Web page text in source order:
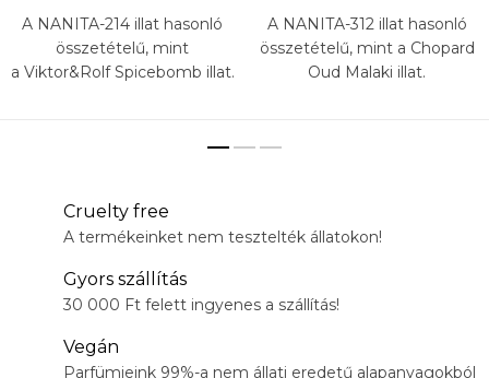
A NANITA-214 illat hasonló
összetételű, mint
a Viktor&Rolf Spicebomb illat.
A NANITA-312 illat hasonló
összetételű, mint a Chopard
Oud Malaki illat.
Cruelty free
A termékeinket nem tesztelték állatokon!
Gyors szállítás
30 000 Ft felett ingyenes a szállítás!
Vegán
Parfümjeink 99%-a nem állati eredetű alapanyagokból